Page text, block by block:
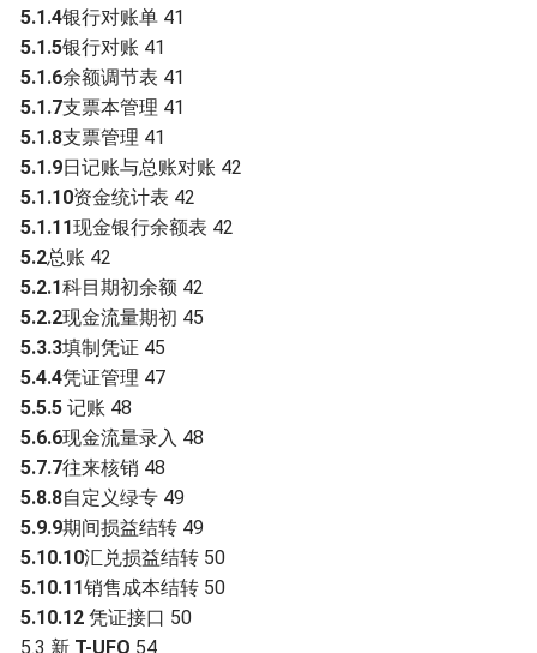
5.1.4银行对账单 41
5.1.5银行对账 41
5.1.6余额调节表 41
5.1.7支票本管理 41
5.1.8支票管理 41
5.1.9日记账与总账对账 42
5.1.10资金统计表 42
5.1.11现金银行余额表 42
5.2总账 42
5.2.1科目期初余额 42
5.2.2现金流量期初 45
5.3.3填制凭证 45
5.4.4凭证管理 47
5.5.5记账 48
5.6.6现金流量录入 48
5.7.7往来核销 48
5.8.8自定义绿专 49
5.9.9期间损益结转 49
5.10.10汇兑损益结转 50
5.10.11销售成本结转 50
5.10.12凭证接口 50
5.3 新 T-UFO 54